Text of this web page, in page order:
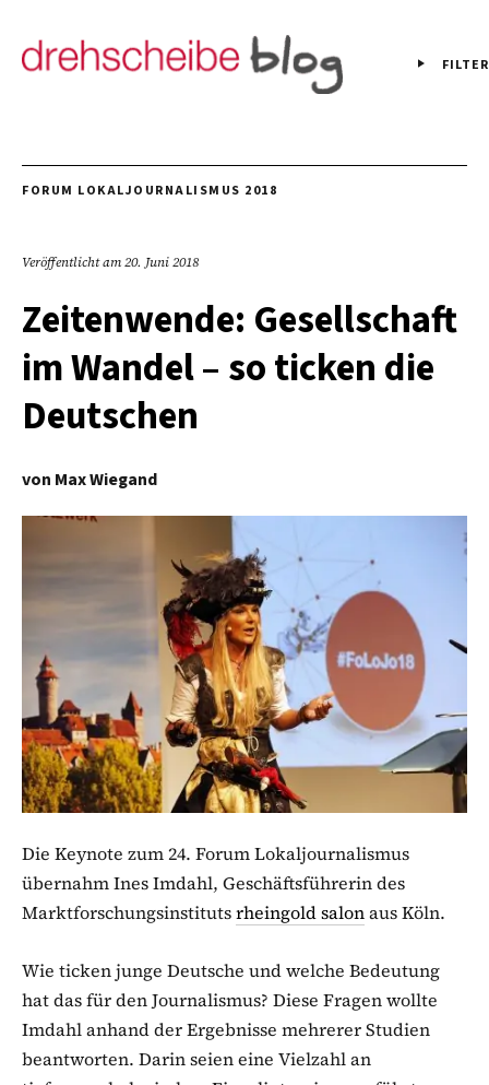
FILTER
FORUM LOKALJOURNALISMUS 2018
Veröffentlicht am20. Juni 2018
Zeitenwende: Gesellschaft
im Wandel – so ticken die
Deutschen
von Max Wiegand
Die Keynote zum 24. Forum Lokaljournalismus
übernahm Ines Imdahl, Geschäftsführerin des
Marktforschungsinstitutsrheingold salonaus Köln.
Wie ticken junge Deutsche und welche Bedeutung
hat das für den Journalismus? Diese Fragen wollte
Imdahl anhand der Ergebnisse mehrerer Studien
beantworten. Darin seien eine Vielzahl an